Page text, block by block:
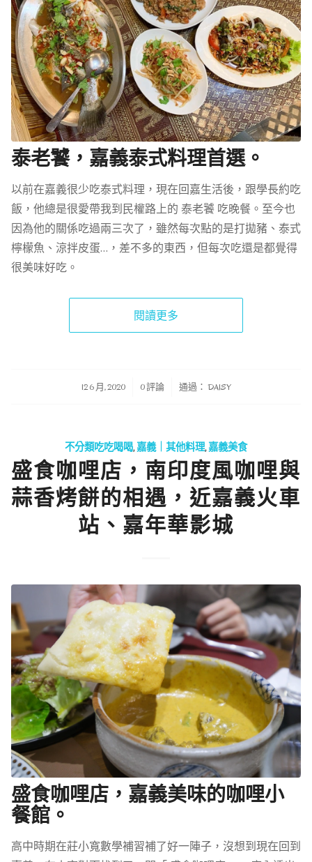
泰老饕，嘉義泰式料理首選。
以前在嘉義很少吃泰式料理，現在回嘉生活後，跟學長約吃
飯，他總是很愛帶我到民權路上的 泰老饕 吃晚餐。至今也
因為他的關係吃過兩三次了，雖然每次點的是打拋豬、泰式
檸檬魚、涼拌皮蛋…，差不多的東西，但每次吃還是都覺得
很美味好吃。
閱讀更多
12 6 月, 2020
/ 0 評論 通過： DAISY
不分類吃吃喝喝,嘉義｜其他料理,嘉義美食
盛食咖哩店，南印度風咖哩與
蒜香烤餅的相遇，近嘉義火車
站、嘉年華影城
盛食咖哩店，嘉義美味的咖哩小
餐館。
高中時期在莊小寬數學補習補了好一陣子，沒想到現在回到